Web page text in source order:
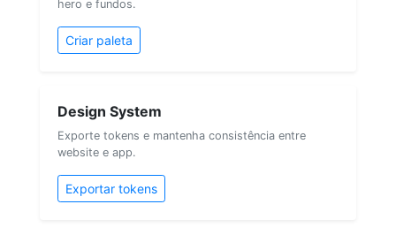
hero e fundos.
Criar paleta
Design System
Exporte tokens e mantenha consistência entre
website e app.
Exportar tokens